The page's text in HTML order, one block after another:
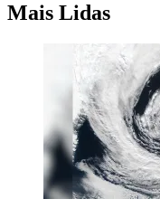
Mais Lidas